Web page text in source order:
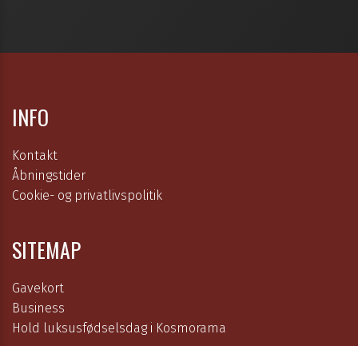
INFO
Kontakt
Åbningstider
Cookie- og privatlivspolitik
SITEMAP
Gavekort
Business
Hold luksusfødselsdag i Kosmorama